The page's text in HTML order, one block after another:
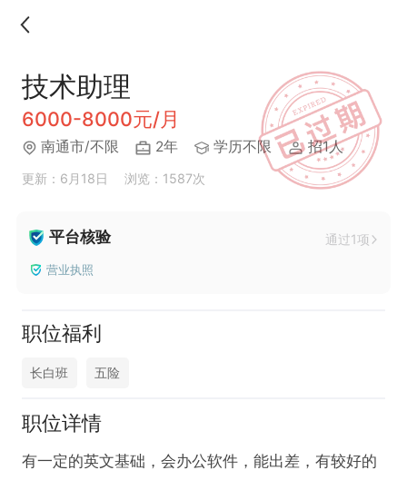
技术助理
6000-8000元/月
南通市/不限 2年 学历不限 招1人
更新：6月18日 浏览：1587次
平台核验 通过1项
营业执照
职位福利
长白班 五险
职位详情
有一定的英文基础，会办公软件，能出差，有较好的